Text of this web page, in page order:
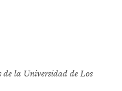
de la Universidad de Los